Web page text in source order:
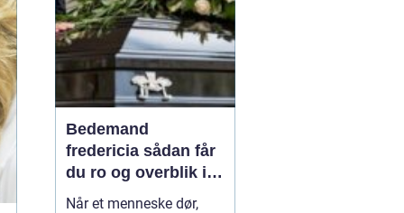
man har haft d...
Bedemand
fredericia sådan får
du ro og overblik i
en svær tid
Når et menneske dør,